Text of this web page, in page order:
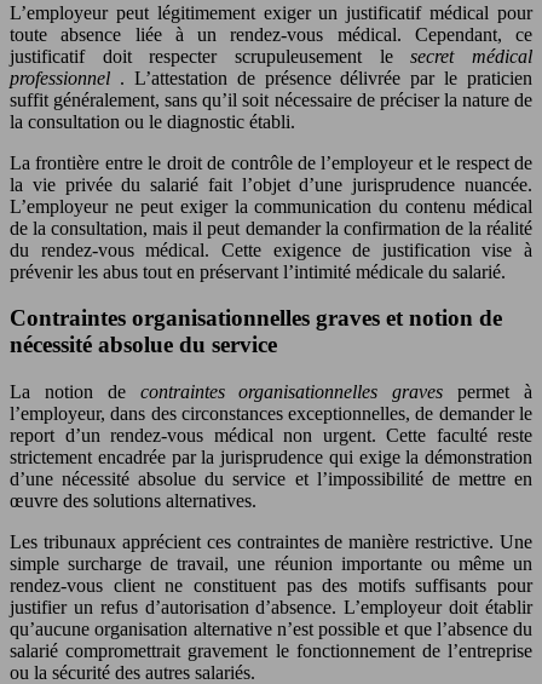
L’employeur peut légitimement exiger un justificatif médical pour
toute absence liée à un rendez-vous médical. Cependant, ce
justificatif doit respecter scrupuleusement lesecret médical
professionnel . L’attestation de présence délivrée par le praticien
suffit généralement, sans qu’il soit nécessaire de préciser la nature de
la consultation ou le diagnostic établi.
La frontière entre le droit de contrôle de l’employeur et le respect de
la vie privée du salarié fait l’objet d’une jurisprudence nuancée.
L’employeur ne peut exiger la communication du contenu médical
de la consultation, mais il peut demander la confirmation de la réalité
du rendez-vous médical. Cette exigence de justification vise à
prévenir les abus tout en préservant l’intimité médicale du salarié.
Contraintes organisationnelles graves et notion de
nécessité absolue du service
La notion de contraintes organisationnelles gravespermet à
l’employeur, dans des circonstances exceptionnelles, de demander le
report d’un rendez-vous médical non urgent. Cette faculté reste
strictement encadrée par la jurisprudence qui exige la démonstration
d’une nécessité absolue du service et l’impossibilité de mettre en
œuvre des solutions alternatives.
Les tribunaux apprécient ces contraintes de manière restrictive. Une
simple surcharge de travail, une réunion importante ou même un
rendez-vous client ne constituent pas des motifs suffisants pour
justifier un refus d’autorisation d’absence. L’employeur doit établir
qu’aucune organisation alternative n’est possible et que l’absence du
salarié compromettrait gravement le fonctionnement de l’entreprise
ou la sécurité des autres salariés.